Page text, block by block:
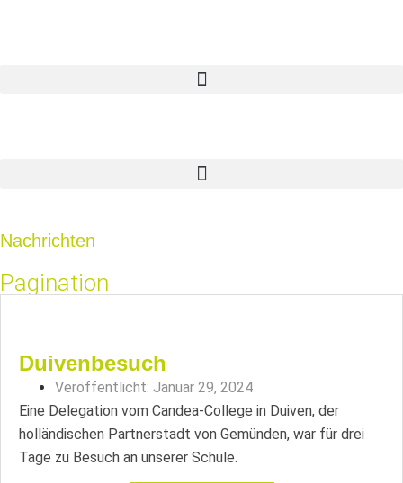
Nachrichten
Pagination
Duivenbesuch
Veröffentlicht: Januar 29, 2024
Eine Delegation vom Candea-College in Duiven, der
holländischen Partnerstadt von Gemünden, war für drei
Tage zu Besuch an unserer Schule.